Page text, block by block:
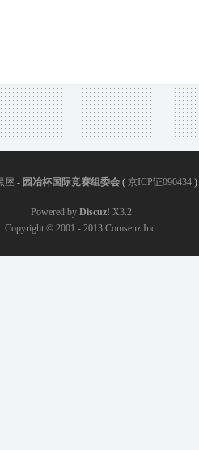
屋 - 园冶杯国际竞赛组委会 ( 京ICP证090434 )
Powered by Discuz! X3.2
Copyright © 2001 - 2013 Comsenz Inc.